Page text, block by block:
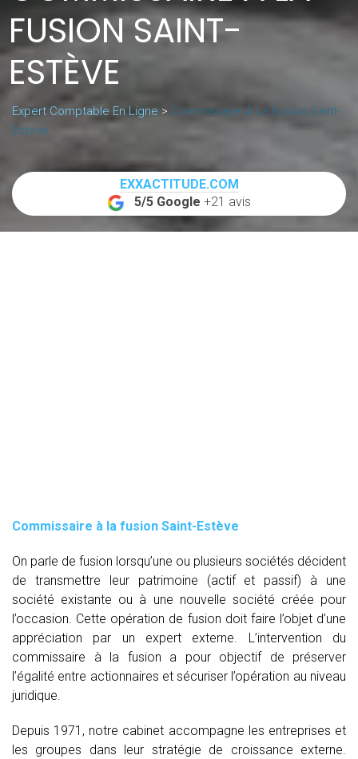
FUSION SAINT-
ESTÈVE
Expert Comptable En Ligne > Commissaire À La Fusion Saint-
Estève
EXXACTITUDE.COM
5/5 Google +21 avis
Commissaire à la fusion Saint-Estève
On parle de fusion lorsqu’une ou plusieurs sociétés décident
de transmettre leur patrimoine (actif et passif) à une
société existante ou à une nouvelle société créée pour
l’occasion. Cette opération de fusion doit faire l’objet d’une
appréciation par un expert externe. L’intervention du
commissaire à la fusion
a pour objectif de préserver
l’égalité entre actionnaires et sécuriser l’opération au niveau
juridique.
Depuis 1971, notre cabinet accompagne les entreprises et
les groupes dans leur stratégie de croissance externe.